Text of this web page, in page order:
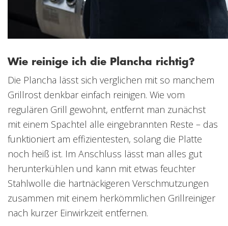
Wie reinige ich die Plancha richtig?
Die Plancha lässt sich verglichen mit so manchem
Grillrost denkbar einfach reinigen. Wie vom
regulären Grill gewohnt, entfernt man zunächst
mit einem Spachtel alle eingebrannten Reste – das
funktioniert am effizientesten, solang die Platte
noch heiß ist. Im Anschluss lässt man alles gut
herunterkühlen und kann mit etwas feuchter
Stahlwolle die hartnäckigeren Verschmutzungen
zusammen mit einem herkömmlichen Grillreiniger
nach kurzer Einwirkzeit entfernen.